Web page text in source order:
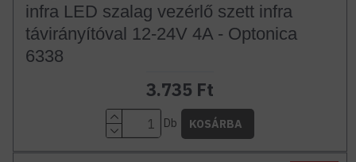
infra LED szalag vezérlő szett infra
távirányítóval 12-24V 4A - Optonica
6338
3.735 Ft
Db KOSÁRBA